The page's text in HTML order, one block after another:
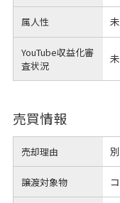
属人性
YouTube収益化審
査状況
売買情報
売却理由
譲渡対象物